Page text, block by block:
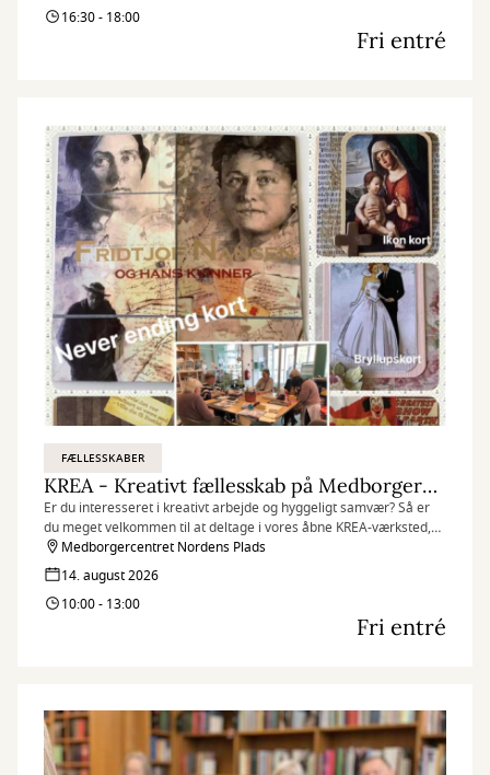
16:30 - 18:00
Fri entré
FÆLLESSKABER
KREA - Kreativt fællesskab på Medborgercentret
Er du interesseret i kreativt arbejde og hyggeligt samvær? Så er
du meget velkommen til at deltage i vores åbne KREA-værksted,
som finder sted hver fredag på Medborgercentret Nordens Plads.
Medborgercentret Nordens Plads
14. august 2026
10:00 - 13:00
Fri entré